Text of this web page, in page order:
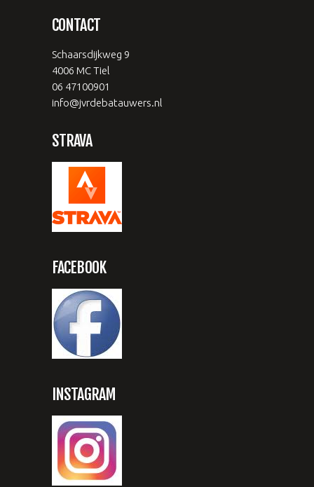
CONTACT
Schaarsdijkweg 9
4006 MC Tiel
06 47100901
info@jvrdebatauwers.nl
STRAVA
FACEBOOK
INSTAGRAM